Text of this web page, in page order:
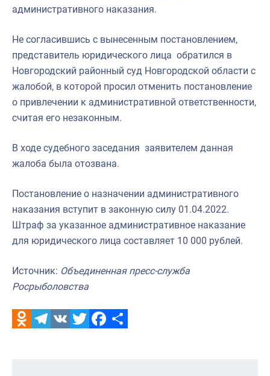
административного наказания.
Не согласившись с вынесенным постановлением,
представитель юридического лица обратился в
Новгородский районный суд Новгородской области с
жалобой, в которой просил отменить постановление
о привлечении к административной ответственности,
считая его незаконным.
В ходе судебного заседания заявителем данная
жалоба была отозвана.
Постановление о назначении административного
наказания вступит в законную силу 01.04.2022.
Штраф за указанное административное наказание
для юридического лица составляет 10 000 рублей.
Источник: Объединенная пресс-служба
Росрыболовства